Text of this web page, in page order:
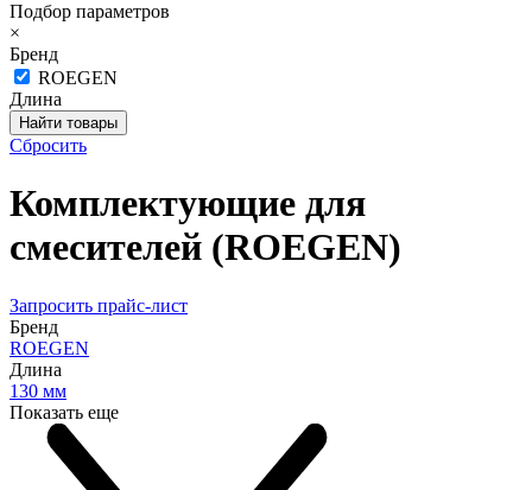
Комплектующие для
смесителей (ROEGEN)
Запросить прайс-лист
Бренд
ROEGEN
Длина
130 мм
Показать еще
Подбор параметров
×
Бренд
ROEGEN
Длина
Сбросить